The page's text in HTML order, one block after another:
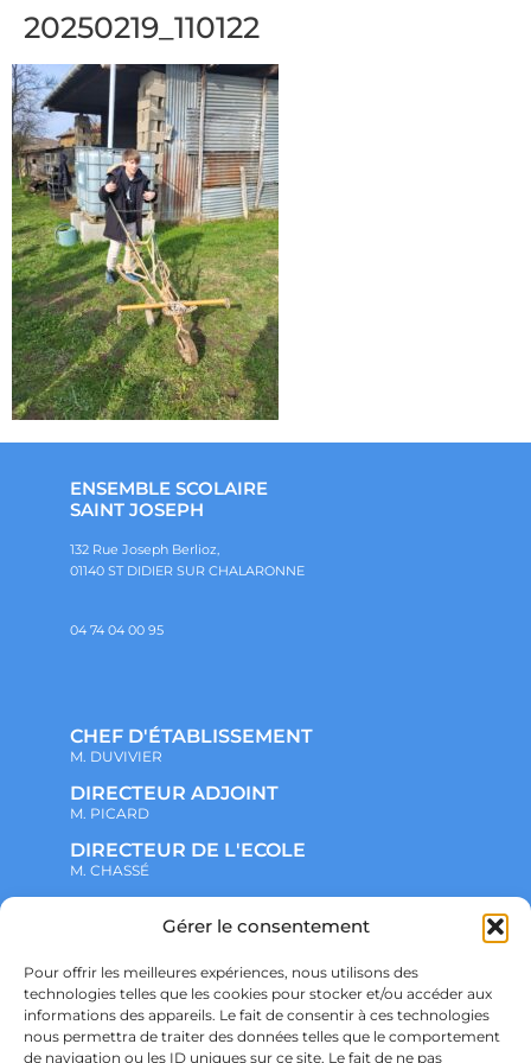
Gérer le consentement
Pour offrir les meilleures expériences, nous utilisons des
technologies telles que les cookies pour stocker et/ou accéder aux
informations des appareils. Le fait de consentir à ces technologies
nous permettra de traiter des données telles que le comportement
de navigation ou les ID uniques sur ce site. Le fait de ne pas
20250219_110122
ENSEMBLE SCOLAIRE
SAINT JOSEPH
132 Rue Joseph Berlioz,
01140 ST DIDIER SUR CHALARONNE
04 74 04 00 95
CHEF D'ÉTABLISSEMENT
M. DUVIVIER
DIRECTEUR ADJOINT
M. PICARD
DIRECTEUR DE L'ECOLE
M. CHASSÉ
NOTRE ENSEMBLE SCOLAIRE
ADMINISTRATIF
VIE ASSOCIATIVE
PARTENARIATS
CONTACT
PRÉ-INSCRIPTION